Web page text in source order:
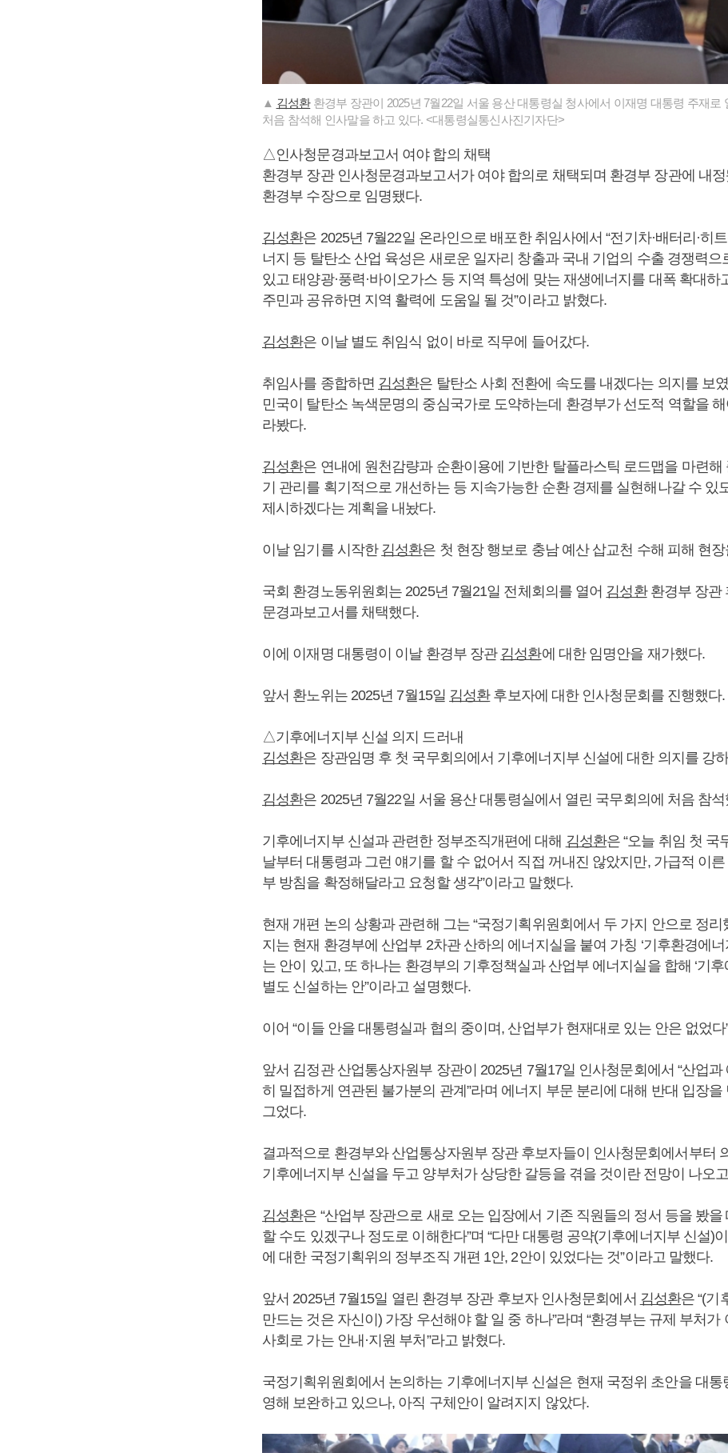
▲ 김성환환경부 장관이 2025년 7월22일 서울 용산 대통령실 청사에서 이재명 대통령 주재로
처음 참석해 인사말을 하고 있다. <대통령실통신사진기자단>
△인사청문경과보고서 여야 합의 채택
환경부 장관 인사청문경과보고서가 여야 합의로 채택되며 환경부 장관에 내
환경부 수장으로 임명됐다.
김성환은 2025년 7월22일 온라인으로 배포한 취임사에서 “전기차·배터리·히트
너지 등 탈탄소 산업 육성은 새로운 일자리 창출과 국내 기업의 수출 경쟁력으
있고 태양광·풍력·바이오가스 등 지역 특성에 맞는 재생에너지를 대폭 확대하
주민과 공유하면 지역 활력에 도움일 될 것”이라고 밝혔다.
김성환은 이날 별도 취임식 없이 바로 직무에 들어갔다.
취임사를 종합하면 김성환은 탈탄소 사회 전환에 속도를 내겠다는 의지를 보
민국이 탈탄소 녹색문명의 중심국가로 도약하는데 환경부가 선도적 역할을
라봤다.
김성환은 연내에 원천감량과 순환이용에 기반한 탈플라스틱 로드맵을 마련해
기 관리를 획기적으로 개선하는 등 지속가능한 순환 경제를 실현해나갈 수 있
제시하겠다는 계획을 내놨다.
이날 임기를 시작한 김성환은 첫 현장 행보로 충남 예산 삽교천 수해 피해 현
국회 환경노동위원회는 2025년 7월21일 전체회의를 열어 김성환환경부 장관
문경과보고서를 채택했다.
이에 이재명 대통령이 이날 환경부 장관 김성환에 대한 임명안을 재가했다.
앞서 환노위는 2025년 7월15일 김성환후보자에 대한 인사청문회를 진행했다.
△기후에너지부 신설 의지 드러내
김성환은 장관임명 후 첫 국무회의에서 기후에너지부 신설에 대한 의지를 강
김성환은 2025년 7월22일 서울 용산 대통령실에서 열린 국무회의에 처음 참
기후에너지부 신설과 관련한 정부조직개편에 대해 김성환은 “오늘 취임 첫 국
날부터 대통령과 그런 얘기를 할 수 없어서 직접 꺼내진 않았지만, 가급적 이
부 방침을 확정해달라고 요청할 생각”이라고 말했다.
현재 개편 논의 상황과 관련해 그는 “국정기획위원회에서 두 가지 안으로 정리
지는 현재 환경부에 산업부 2차관 산하의 에너지실을 붙여 가칭 ‘기후환경에너
는 안이 있고, 또 하나는 환경부의 기후정책실과 산업부 에너지실을 합해 ‘기후
별도 신설하는 안”이라고 설명했다.
이어 “이들 안을 대통령실과 협의 중이며, 산업부가 현재대로 있는 안은 없었다
앞서 김정관 산업통상자원부 장관이 2025년 7월17일 인사청문회에서 “산업
히 밀접하게 연관된 불가분의 관계”라며 에너지 부문 분리에 대해 반대 입장을
그었다.
결과적으로 환경부와 산업통상자원부 장관 후보자들이 인사청문회에서부터
기후에너지부 신설을 두고 양부처가 상당한 갈등을 겪을 것이란 전망이 나오
김성환은 “산업부 장관으로 새로 오는 입장에서 기존 직원들의 정서 등을 봤을
할 수도 있겠구나 정도로 이해한다”며 “다만 대통령 공약(기후에너지부 신설)
에 대한 국정기획위의 정부조직 개편 1안, 2안이 있었다는 것”이라고 말했다.
앞서 2025년 7월15일 열린 환경부 장관 후보자 인사청문회에서 김성환은 “(기
만드는 것은 자신이) 가장 우선해야 할 일 중 하나”라며 “환경부는 규제 부처가
사회로 가는 안내·지원 부처”라고 밝혔다.
국정기획위원회에서 논의하는 기후에너지부 신설은 현재 국정위 초안을 대통
영해 보완하고 있으나, 아직 구체안이 알려지지 않았다.